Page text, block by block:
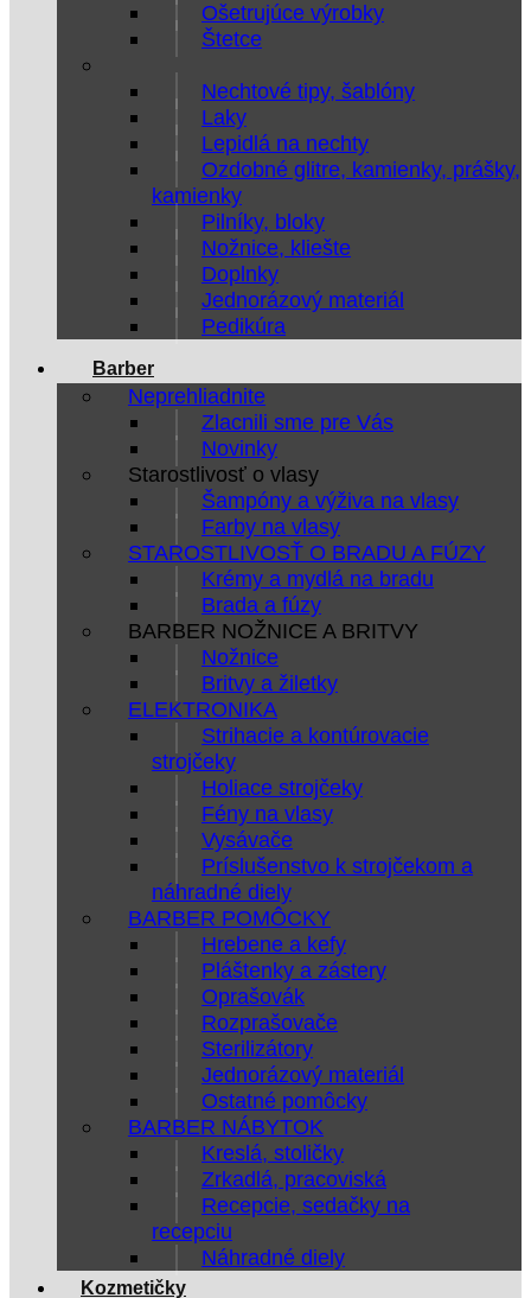
Ošetrujúce výrobky
Štetce
Nechtové tipy, šablóny
Laky
Lepidlá na nechty
Ozdobné glitre, kamienky, prášky,
kamienky
Pilníky, bloky
Nožnice, kliešte
Doplnky
Jednorázový materiál
Pedikúra
Barber
Neprehliadnite
Zlacnili sme pre Vás
Novinky
Starostlivosť o vlasy
Šampóny a výživa na vlasy
Farby na vlasy
STAROSTLIVOSŤ O BRADU A FÚZY
Krémy a mydlá na bradu
Brada a fúzy
BARBER NOŽNICE A BRITVY
Nožnice
Britvy a žiletky
ELEKTRONIKA
Strihacie a kontúrovacie
strojčeky
Holiace strojčeky
Fény na vlasy
Vysávače
Príslušenstvo k strojčekom a
náhradné diely
BARBER POMÔCKY
Hrebene a kefy
Pláštenky a zástery
Oprašovák
Rozprašovače
Sterilizátory
Jednorázový materiál
Ostatné pomôcky
BARBER NÁBYTOK
Kreslá, stoličky
Zrkadlá, pracoviská
Recepcie, sedačky na
recepciu
Náhradné diely
Kozmetičky